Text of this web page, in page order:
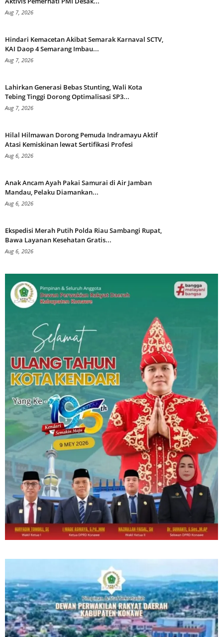
Aug 7, 2026
Hindari Kemacetan Akibat Semarak Karnaval SCTV,
KAI Daop 4 Semarang Imbau...
Aug 7, 2026
Lahirkan Generasi Bebas Stunting, Wali Kota
Tebing Tinggi Dorong Optimalisasi SP3...
Aug 7, 2026
Hilal Hilmawan Dorong Pemuda Indramayu Aktif
Atasi Kemiskinan lewat Sertifikasi Profesi
Aug 6, 2026
Anak Ancam Ayah Pakai Samurai di Air Jamban
Mandau, Pelaku Diamankan...
Aug 6, 2026
Ekspedisi Merah Putih Polda Riau Sambangi Rupat,
Bawa Layanan Kesehatan Gratis...
Aug 6, 2026